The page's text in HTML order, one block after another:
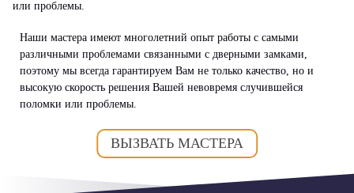
или проблемы.
Наши мастера имеют многолетний опыт работы с самыми
различными проблемами связанными с дверными замками,
поэтому мы всегда гарантируем Вам не только качество, но и
высокую скорость решения Вашей невовремя случившейся
поломки или проблемы.
ВЫЗВАТЬ МАСТЕРА